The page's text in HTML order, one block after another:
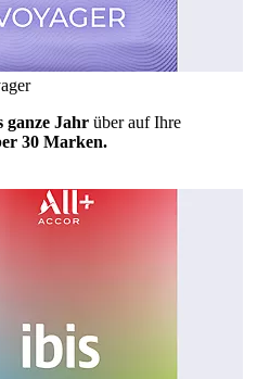
ganze Jahr über auf Ihre
30 Marken.